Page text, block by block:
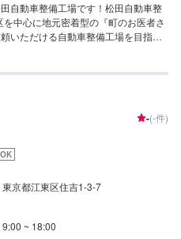
自動車整備工場です！松田自動車整
中心に地元密着型の『町のお医者さ
いただける自動車整備工場を目指し
・中古車問わず行っておりますの
-(-件)
東京都江東区住吉1-3-7
9:00 ~ 18:00